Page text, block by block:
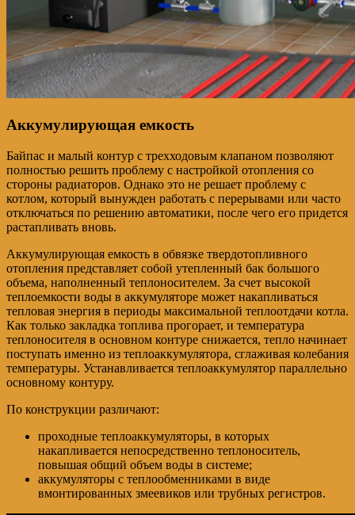
Аккумулирующая емкость
Байпас и малый контур с трехходовым клапаном позволяют
полностью решить проблему с настройкой отопления со
стороны радиаторов. Однако это не решает проблему с
котлом, который вынужден работать с перерывами или часто
отключаться по решению автоматики, после чего его придется
растапливать вновь.
Аккумулирующая емкость в обвязке твердотопливного
отопления представляет собой утепленный бак большого
объема, наполненный теплоносителем. За счет высокой
теплоемкости воды в аккумуляторе может накапливаться
тепловая энергия в периоды максимальной теплоотдачи котла.
Как только закладка топлива прогорает, и температура
теплоносителя в основном контуре снижается, тепло начинает
поступать именно из теплоаккумулятора, сглаживая колебания
температуры. Устанавливается теплоаккумулятор параллельно
основному контуру.
По конструкции различают:
проходные теплоаккумуляторы, в которых
накапливается непосредственно теплоноситель,
повышая общий объем воды в системе;
аккумуляторы с теплообменниками в виде
вмонтированных змеевиков или трубных регистров.